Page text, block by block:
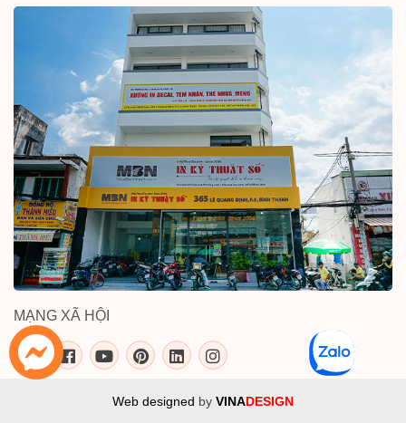
MẠNG XÃ HỘI
inkythuatso.com trên các mạng xã
Web designed by VINADESIGN